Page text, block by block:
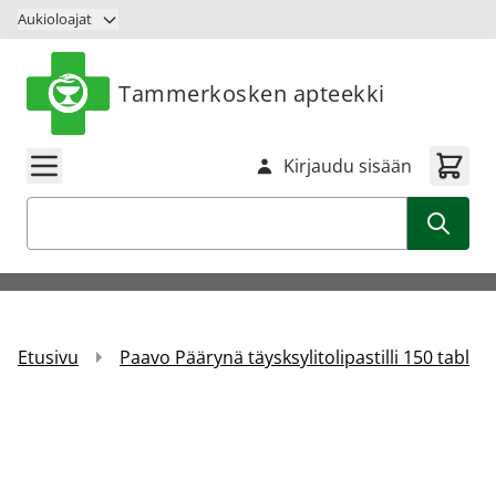
Siirry sisältöön
Aukioloajat
Tammerkosken apteekki
Kirjaudu sisään
Etusivu Paavo Päärynä täysksylitolipastilli 150 tabl